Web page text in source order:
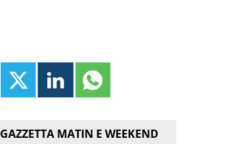
GAZZETTA MATIN E WEEKEND